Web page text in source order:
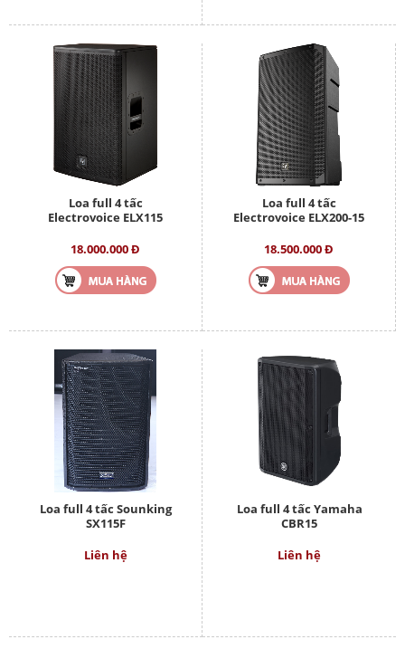
Loa full 4 tấc
Electrovoice ELX115
18.000.000 Đ
Loa full 4 tấc
Electrovoice ELX200-15
18.500.000 Đ
Loa full 4 tấc Sounking
SX115F
Liên hệ
Loa full 4 tấc Yamaha
CBR15
Liên hệ